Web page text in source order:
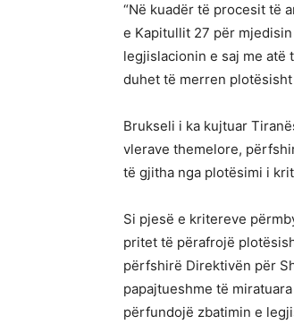
“Në kuadër të procesit të
e Kapitullit 27 për
legjislacionin e saj me atë
duhet të merren
Brukseli i ka kujtuar
vlerave themelore,
të gjitha nga plotësimi i
Si pjesë e kritereve
pritet të përafrojë
përfshirë Direktivën për
papajtueshme të
përfundojë zbatimin e